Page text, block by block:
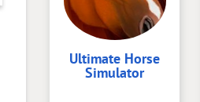
Ultimate Horse
Simulator